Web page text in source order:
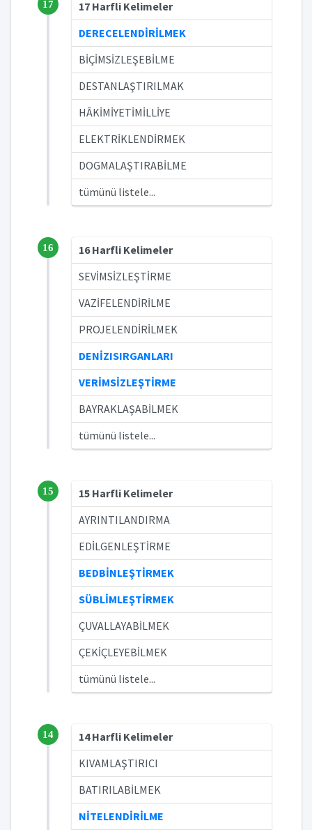
17
17 Harfli Kelimeler
DERECELENDİRİLMEK
BİÇİMSİZLEŞEBİLME
DESTANLAŞTIRILMAK
HÂKİMİYETİMİLLİYE
ELEKTRİKLENDİRMEK
DOGMALAŞTIRABİLME
tümünü listele...
16
16 Harfli Kelimeler
SEVİMSİZLEŞTİRME
VAZİFELENDİRİLME
PROJELENDİRİLMEK
DENİZISIRGANLARI
VERİMSİZLEŞTİRME
BAYRAKLAŞABİLMEK
tümünü listele...
15
15 Harfli Kelimeler
AYRINTILANDIRMA
EDİLGENLEŞTİRME
BEDBİNLEŞTİRMEK
SÜBLİMLEŞTİRMEK
ÇUVALLAYABİLMEK
ÇEKİÇLEYEBİLMEK
tümünü listele...
14
14 Harfli Kelimeler
KIVAMLAŞTIRICI
BATIRILABİLMEK
NİTELENDİRİLME